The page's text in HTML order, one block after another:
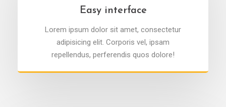
Easy interface
Lorem ipsum dolor sit amet, consectetur
adipisicing elit. Corporis vel, ipsam
repellendus, perferendis quos dolore!